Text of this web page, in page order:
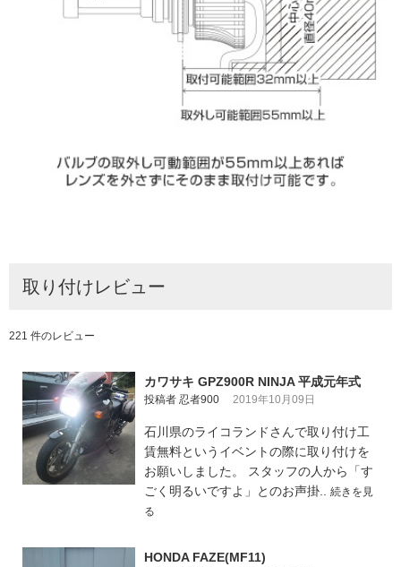
取り付けレビュー
221 件のレビュー
カワサキ GPZ900R NINJA 平成元年式
投稿者 忍者900 2019年10月09日
石川県のライコランドさんで取り付け工
賃無料というイベントの際に取り付けを
お願いしました。 スタッフの人から「す
ごく明るいですよ」とのお声掛.. 続きを見
る
HONDA FAZE(MF11)